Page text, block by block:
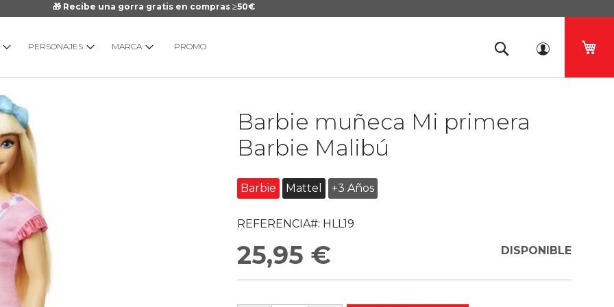
🎁 Recibe una gorra gratis en compras ≥50€
PERSONAJES MARCA PROMO
Barbie muñeca Mi primera
Barbie Malibú
Barbie Mattel +3 Años
REFERENCIA#: HLL19
25,95 € DISPONIBLE
galería
imágenes